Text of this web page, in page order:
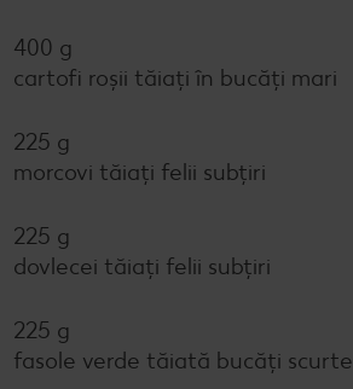
400 g
cartofi roșii tăiați în bucăți mari
225 g
morcovi tăiați felii subțiri
225 g
dovlecei tăiați felii subțiri
225 g
fasole verde tăiată bucăți scurte